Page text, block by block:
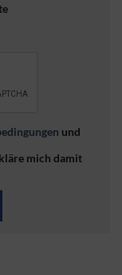
und
mich damit